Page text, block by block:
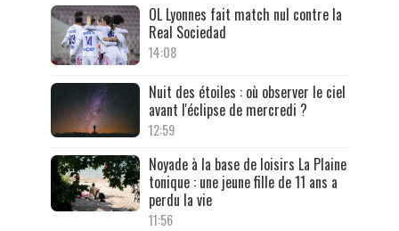
OL Lyonnes fait match nul contre la
Real Sociedad
14:08
Nuit des étoiles : où observer le ciel
avant l'éclipse de mercredi ?
12:59
Noyade à la base de loisirs La Plaine
tonique : une jeune fille de 11 ans a
perdu la vie
11:56